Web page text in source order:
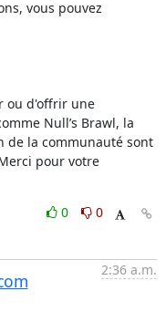
vous pouvez
ou d'offrir une
Null’s Brawl, la
de la communauté sont
pour votre
0
0
2:36 a.m.